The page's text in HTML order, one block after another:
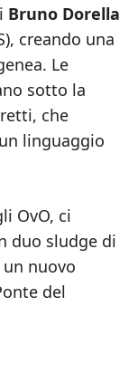
Bruno Dorella
creando una
Le
sotto la
che
linguaggio
OvO, ci
duo sludge di
un nuovo
del